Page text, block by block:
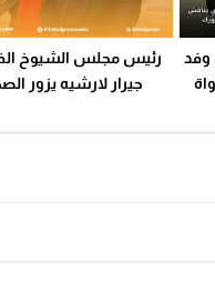
وفد
رئيس مجلس الشيوخ
جيرار لارشيه يزور